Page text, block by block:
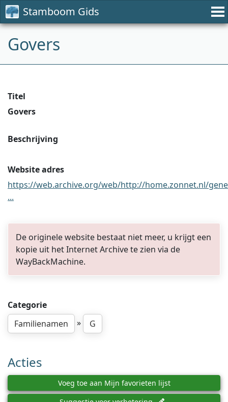
Stamboom Gids
Govers
Titel
Govers
Beschrijving
Website adres
https://web.archive.org/web/http://home.zonnet.nl/
...
De originele website bestaat niet meer, u krijgt een
kopie uit het Internet Archive te zien via de
WayBackMachine.
Categorie
Familienamen
» G
Acties
Voeg toe aan Mijn favorieten lijst